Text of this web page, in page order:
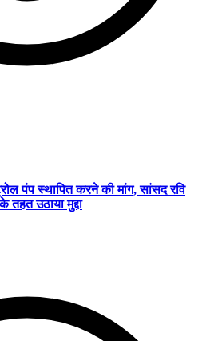
पंप स्थापित करने की मांग, सांसद रवि
उठाया मुद्दा